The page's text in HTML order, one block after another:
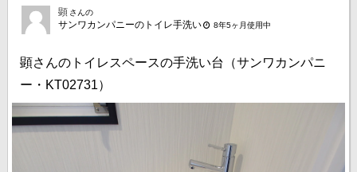
顕 さんの
サンワカンパニーのトイレ手洗い 8年5ヶ月使用中
顕さんのトイレスペースの手洗い台（サンワカンパニ
ー・KT02731）